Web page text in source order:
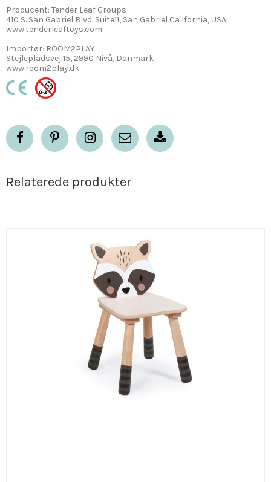
Producent: Tender Leaf Groups
410 S. San Gabriel Blvd. Suite11, San Gabriel California, USA
www.tenderleaftoys.com
Importør: ROOM2PLAY
Stejlepladsvej 15, 2990 Nivå, Danmark
www.room2play.dk
Relaterede produkter